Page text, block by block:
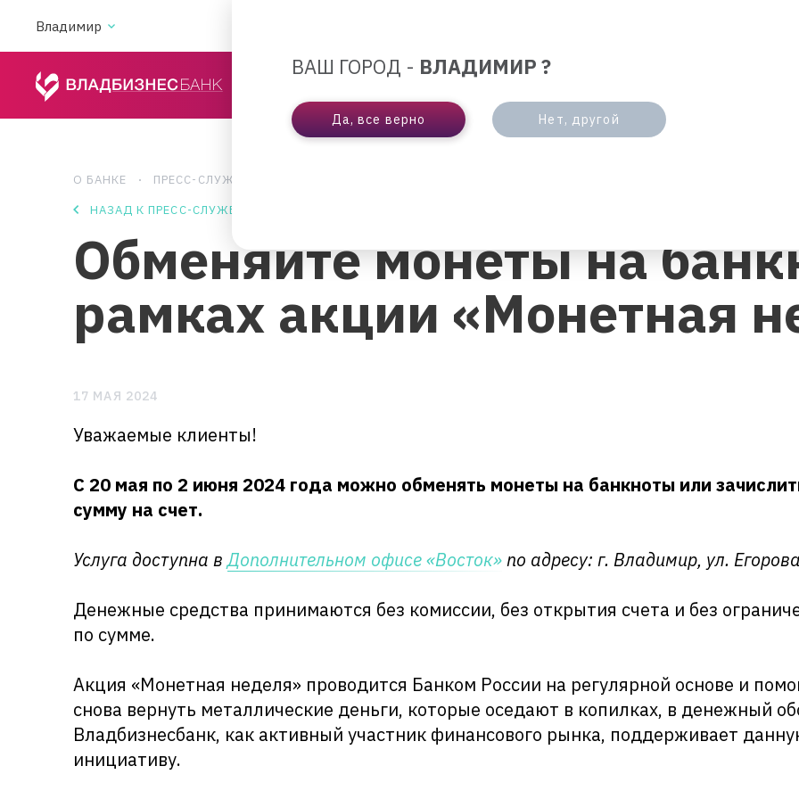
Владимир
ВАШ ГОРОД - ВЛАДИМИР ?
Да, все верно Нет, другой
О БАНКЕ ПРЕСС-СЛУЖБА
НАЗАД К ПРЕСС-СЛУЖБЕ
Обменяйте монеты на
рамках акции «Монетная
17 МАЯ 2024
Уважаемые клиенты!
С 20 мая по 2 июня 2024 года можно обменять монеты на банкноты или
сумму на счет.
Услуга доступна вДополнительном офисе «Восток»по адресу: г. Владимир, ул.
Денежные средства принимаются без комиссии, без открытия счета и без
по сумме.
Акция «Монетная неделя» проводится Банком России на регулярной основе и
снова вернуть металлические деньги, которые оседают в копилках, в денежный
Владбизнесбанк, как активный участник финансового рынка, поддерживает
инициативу.